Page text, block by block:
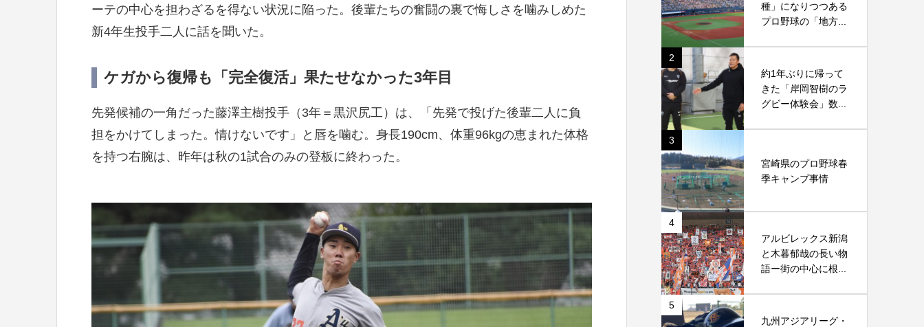
ーテの中心を担わざるを得ない状況に陥った。後輩たちの奮闘の裏で悔しさを噛みしめた
新4年生投手二人に話を聞いた。
ケガから復帰も「完全復活」果たせなかった3年目
先発候補の一角だった藤澤主樹投手（3年＝黒沢尻工）は、「先発で投げた後輩二人に負
担をかけてしまった。情けないです」と唇を噛む。身長190cm、体重96kgの恵まれた体格
を持つ右腕は、昨年は秋の1試合のみの登板に終わった。
種」になりつつある
プロ野球の「地方...
2
約1年ぶりに帰って
きた「岸岡智樹のラ
グビー体験会」数...
3
宮崎県のプロ野球春
季キャンプ事情
4
アルビレックス新潟
と木暮郁哉の長い物
語ー街の中心に根...
5
九州アジアリーグ・